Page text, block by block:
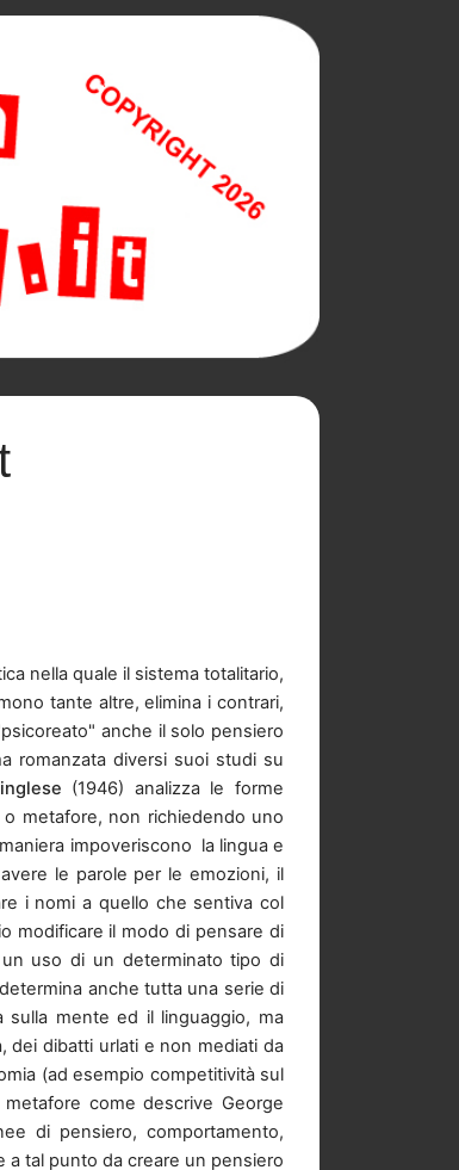
nella quale il sistema totalitario,
tante altre, elimina i contrari,
anche il solo pensiero
romanzata diversi suoi studi su
inglese (1946) analizza le forme
metafore, non richiedendo uno
impoveriscono la lingua e
le parole per le emozioni, il
i nomi a quello che sentiva col
modificare il modo di pensare di
uso di un determinato tipo di
anche tutta una serie di
sulla mente ed il linguaggio, ma
dei dibatti urlati e non mediati da
(ad esempio competitività sul
come descrive George
di pensiero, comportamento,
a tal punto da creare un pensiero